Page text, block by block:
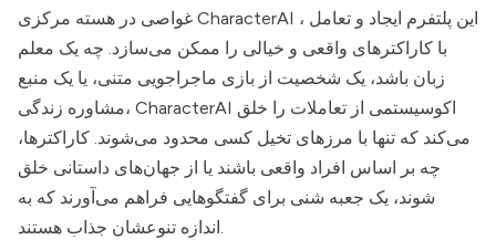
CharacterAI ، این پلتفرم ایجاد و تعامل
با کاراکترهای واقعی و خیالی را ممکن می‌سازد. چه یک معلم
زبان باشد، یک شخصیت از بازی ماجراجویی متنی، یا یک منبع
مشاوره زندگی، CharacterAI اکوسیستمی از تعاملات را خلق
می‌کند که تنها با مرزهای تخیل کسی محدود می‌شوند. کاراکترها،
چه بر اساس افراد واقعی باشند یا از جهان‌های داستانی خلق
شوند، یک جعبه شنی برای گفتگوهایی فراهم می‌آورند که به
اندازه تنوعشان جذاب هستند.